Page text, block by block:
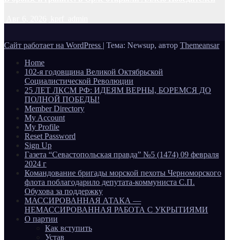
Сайт работает на WordPress | Тема: Newsup, автор Themeansar
Home
102-я годовщина Великой Октябрьской
Социалистической Революции
25 ЛЕТ ЛКСМ РФ: ИДЕЯМ ВЕРНЫ, БОРЕМСЯ ДО
ПОЛНОЙ ПОБЕДЫ!
Member Directory
My Account
My Profile
Reset Password
Sign Up
Газета “Севастопольская правда” №5 (1474) 09 февраля
2024 г
Командование бригады морской пехоты Черноморского
флота поблагодарило депутата-коммуниста С.П.
Обухова за поддержку
МАССИРОВАННАЯ АТАКА —
НЕМАССИРОВАННАЯ РАБОТА С УКРЫТИЯМИ
О партии
Как вступить
Устав